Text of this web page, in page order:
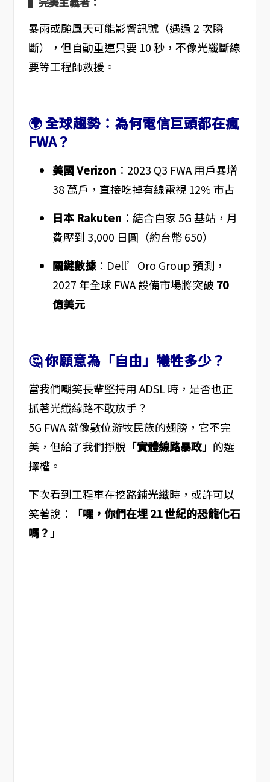
暴雨或颱風天可能影響訊號（遇過 2 次瞬
斷），但自動重連只要 10 秒，不像光纖斷線
要等工程師救援。
🌍 全球趨勢：為何電信巨頭都在瘋
FWA？
美國 Verizon ：2023 Q3 FWA 用戶暴增
38 萬戶，直接吃掉有線電視 12% 市占
日本 Rakuten ：結合自家 5G 基站，月
費壓到 3,000 日圓（約台幣 650）
關鍵數據：Dell’Oro Group 預測，
2027 年全球 FWA 設備市場將突破 70
億美元
🤔 你願意為「自由」犧牲多少？
當我們嘲笑長輩堅持用 ADSL 時，是否也正
抓著光纖線路不敢放手？
5G FWA 就像數位游牧民族的翅膀，它不完
美，但給了我們掙脫「實體線路暴政」的選
擇權。
下次看到工程車在挖路鋪光纖時，或許可以
笑著說：「嘿，你們在埋 21 世紀的恐龍化石
嗎？ 」